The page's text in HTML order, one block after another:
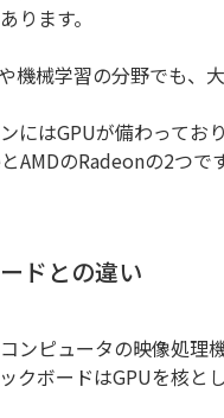
ります。
機械学習の分野でも、
にはGPUが備わってお
AMDのRadeonの2つです
ドとの違い
ンピュータの映像処理
クボードはGPUを核と